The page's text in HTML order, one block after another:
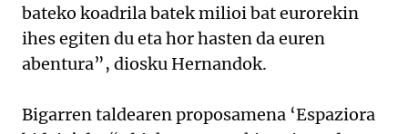
bateko koadrila batek milioi bat eurorekin
ihes egiten du eta hor hasten da euren
abentura”, diosku Hernandok.
Bigarren taldearen proposamena ‘Espaziora